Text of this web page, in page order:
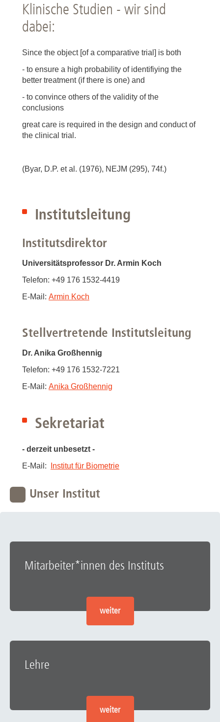
Klinische Studien - wir sind
dabei:
Since the object [of a comparative trial] is both
- to ensure a high probability of identifiying the
better treatment (if there is one) and
- to convince others of the validity of the
conclusions
great care is required in the design and conduct of
the clinical trial.
(Byar, D.P. et al. (1976), NEJM (295), 74f.)
Institutsleitung
Institutsdirektor
Universitätsprofessor Dr. Armin Koch
Telefon: +49 176 1532-4419
E-Mail: Armin Koch
Stellvertretende Institutsleitung
Dr. Anika Großhennig
Telefon: +49 176 1532-7221
E-Mail: Anika Großhennig
Sekretariat
- derzeit unbesetzt -
E-Mail:
Institut für Biometrie
Unser Institut
Mitarbeiter*innen des Instituts
weiter
Lehre
weiter